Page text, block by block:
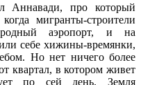
Аннавади, про который
мигранты-строители
аэропорт, и на
себе хижины-времянки,
Но нет ничего более
квартал, в котором живет
по сей день. Земля